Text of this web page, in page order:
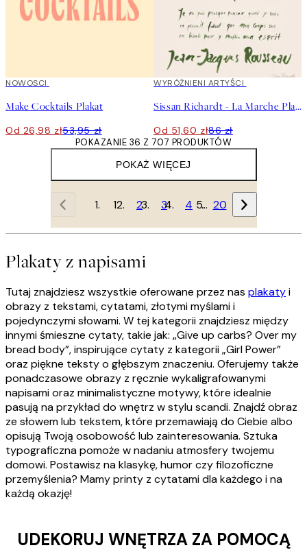
50%*
NOWOSCI
Make Cocktails Plakat
Od 26,98 zł53,95 zł
40%*
WYRÓŻNIENI ARTYŚCI
Sissan Richardt - La Marche Plakat
Od 51,60 zł86 zł
POKAŻ WIĘCEJ
POKAZANIE 36 Z 707 PRODUKTÓW
1 2 3 4 … 20
Plakaty z napisami
Tutaj znajdziesz wszystkie oferowane przez nas plakatyi
obrazy z tekstami, cytatami, złotymi myślami i
pojedynczymi słowami. W tej kategorii znajdziesz między
innymi śmieszne cytaty, takie jak: „Give up carbs? Over my
bread body”, inspirujące cytaty z kategorii „Girl Power”
oraz piękne teksty o głębszym znaczeniu. Oferujemy także
ponadczasowe obrazy z ręcznie wykaligrafowanymi
napisami oraz minimalistyczne motywy, które idealnie
pasują na przykład do wnętrz w stylu scandi. Znajdź obraz
ze słowem lub tekstem, które przemawiają do Ciebie albo
opisują Twoją osobowość lub zainteresowania. Sztuka
typograficzna pomoże w nadaniu atmosfery twojemu
domowi. Postawisz na klasykę, humor czy filozoficzne
przemyślenia? Mamy printy z cytatami dla każdego i na
każdą okazję!
UDEKORUJ WNĘTRZA ZA POMOCĄ